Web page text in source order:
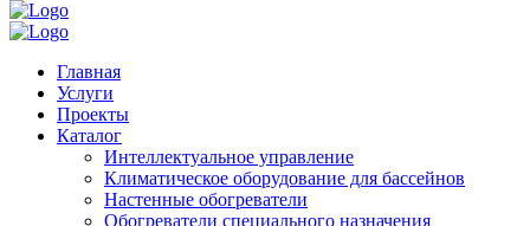
Главная
Услуги
Проекты
Каталог
Интеллектуальное управление
Климатическое оборудование для бассейнов
Настенные обогреватели
Обогреватели специального назначения